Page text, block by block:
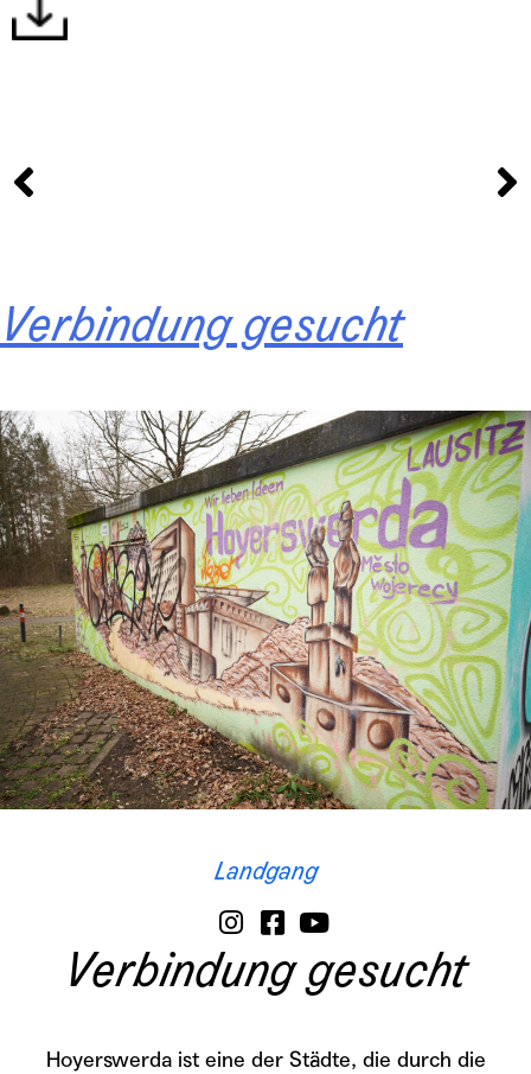
Verbindung gesucht
Landgang
Verbindung gesucht
Hoyerswerda ist eine der Städte, die durch die